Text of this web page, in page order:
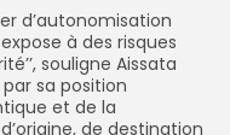
d’autonomisation
à des risques
souligne Aissata
sa position
et de la
de destination